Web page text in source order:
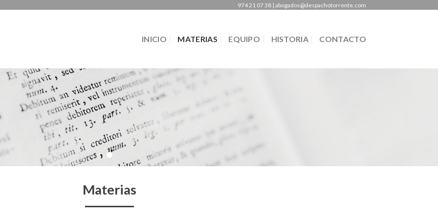
974 21 07 38 | abogados@despachotorrente.com
INICIO MATERIAS EQUIPO HISTORIA CONTACTO
Materias